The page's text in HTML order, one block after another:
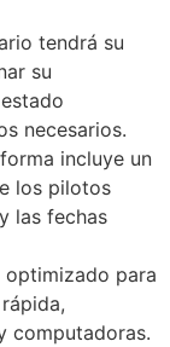
tendrá su
su
necesarios.
incluye un
los pilotos
las fechas
para
computadoras.